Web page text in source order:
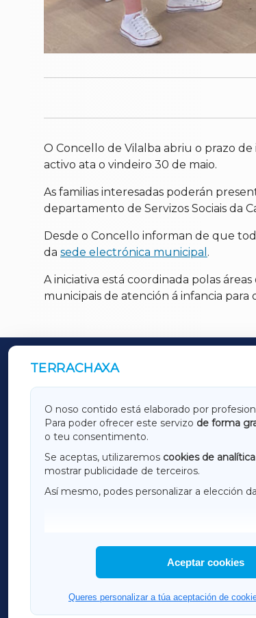
O Concello de Vilalba abriu o prazo
activo ata o vindeiro 30 de maio.
As familias interesadas poderán
departamento de Servizos Sociais da
Desde o Concello informan de que
da sede electrónica municipal .
A iniciativa está coordinada polas
municipais de atención á infancia para
TERRACHAXA
O noso contido está elaborado por
Para poder ofrecer este servizo de forma
o teu consentimento.
Se aceptas, utilizaremos cookies de analítica
mostrar publicidade de terceiros.
Así mesmo, podes personalizar a elección
Aceptar cookies
Queres personalizar a túa aceptación de
OUTROS PERIÓDICOS
GALICIAXA
AMARIÑAXA
OURENSEXA